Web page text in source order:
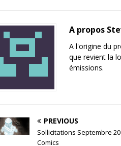
A propos
A l'origine du
que revient la
émissions.
PREVIOUS
Sollicitations Septembre
Comics